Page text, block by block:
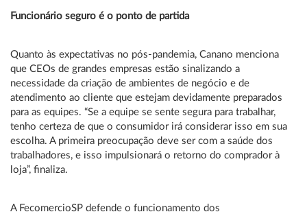
Funcionário seguro é o ponto de partida
Quanto às expectativas no pós-pandemia, Canano menciona
que CEOs de grandes empresas estão sinalizando a
necessidade da criação de ambientes de negócio e de
atendimento ao cliente que estejam devidamente preparados
para as equipes. “Se a equipe se sente segura para trabalhar,
tenho certeza de que o consumidor irá considerar isso em sua
escolha. A primeira preocupação deve ser com a saúde dos
trabalhadores, e isso impulsionará o retorno do comprador à
loja”, finaliza.
A FecomercioSP defende o funcionamento dos